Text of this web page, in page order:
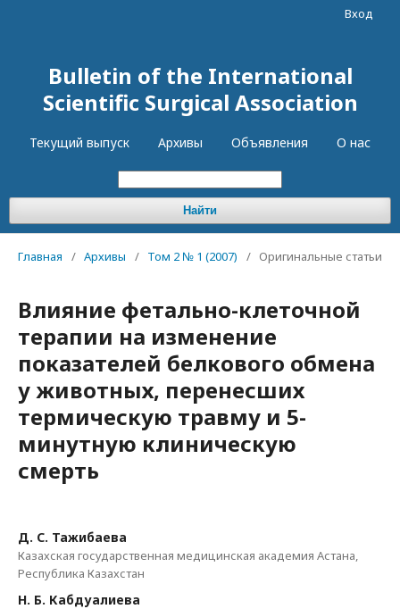
Bulletin of the International
Scientific Surgical Association
Текущий выпуск Архивы Объявления О нас
Найти
Вход
Главная / Архивы / Том 2 № 1 (2007) / Оригинальные статьи
Влияние фетально-клеточной
терапии на изменение
показателей белкового обмена
у животных, перенесших
термическую травму и 5-
минутную клиническую
смерть
Д. С. Тажибаева
Казахская государственная медицинская академия Астана,
Республика Казахстан
Н. Б. Кабдуалиева